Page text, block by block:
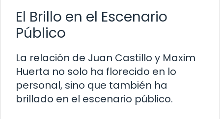
El Brillo en el Escenario
Público
La relación de Juan Castillo y Maxim
Huerta no solo ha florecido en lo
personal, sino que también ha
brillado en el escenario público.